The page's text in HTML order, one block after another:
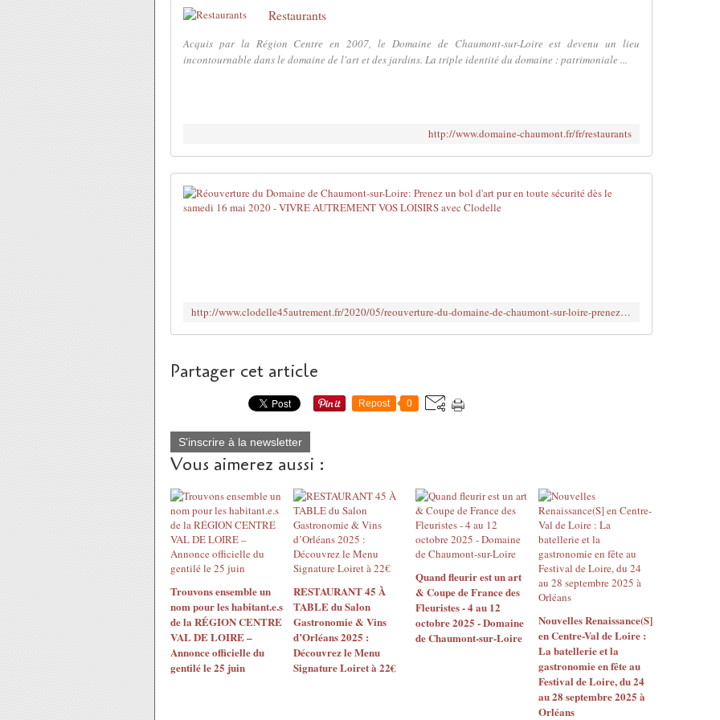
Restaurants
Acquis par la Région Centre en 2007, le Domaine de Chaumont-sur-Loire est devenu un lieu
incontournable dans le domaine de l'art et des jardins. La triple identité du domaine : patrimoniale ...
http://www.domaine-chaumont.fr/fr/restaurants
c
h
http://www.clodelle45autrement.fr/2020/05/reouverture-du-domaine-de-chaumont-sur-loire-prenez-un-bol-d-art-pur-en-toute-securite-des-le-samedi-16-mai-2020.html
Partager cet article
Repost 0
S'inscrire à la newsletter
Vous aimerez aussi :
Trouvons ensemble un
nom pour les habitant.e.s
de la RÉGION CENTRE
VAL DE LOIRE –
Annonce officielle du
gentilé le 25 juin
RESTAURANT 45 À
TABLE du Salon
Gastronomie & Vins
d’Orléans 2025 :
Découvrez le Menu
Signature Loiret à 22€
Quand fleurir est un art
& Coupe de France des
Fleuristes - 4 au 12
octobre 2025 - Domaine
de Chaumont-sur-Loire
Nouvelles Renaissance(S]
en Centre-Val de Loire :
La batellerie et la
gastronomie en fête au
Festival de Loire, du 24
au 28 septembre 2025 à
Orléans